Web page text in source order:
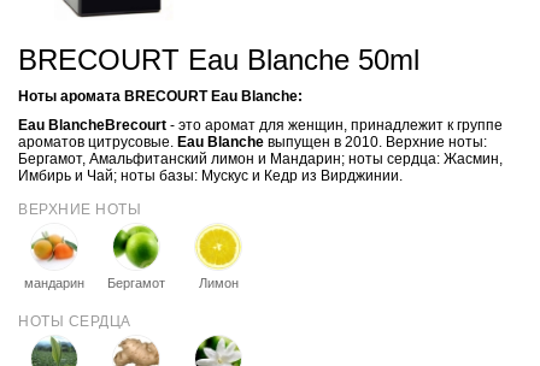
BRECOURT Eau Blanche 50ml
Ноты аромата BRECOURT Eau Blanche:
Eau BlancheBrecourt - это аромат для женщин, принадлежит к группе
ароматов цитрусовые. Eau Blanche выпущен в 2010. Верхние ноты:
Бергамот, Амальфитанский лимон и Мандарин; ноты сердца: Жасмин,
Имбирь и Чай; ноты базы: Мускус и Кедр из Вирджинии.
ВЕРХНИЕ НОТЫ
мандарин Бергамот Лимон
НОТЫ СЕРДЦА